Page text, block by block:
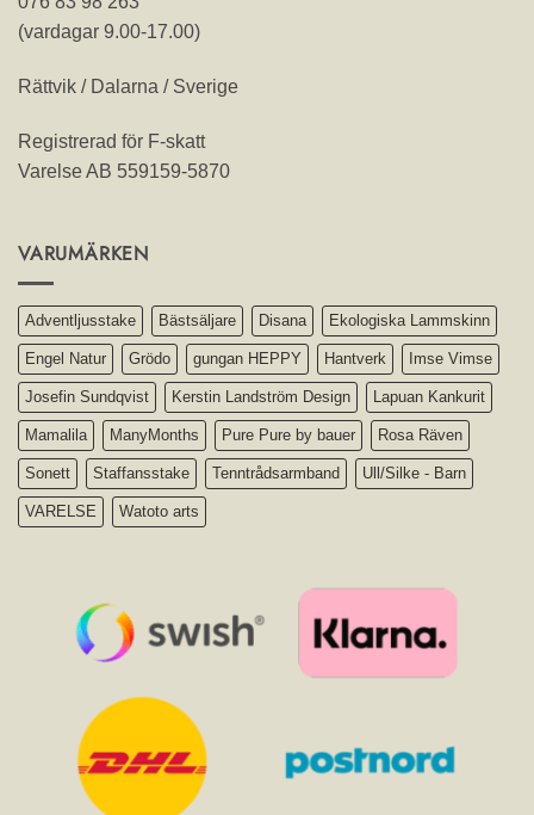
(vardagar 9.00-17.00)
Rättvik / Dalarna / Sverige
Registrerad för F-skatt
Varelse AB 559159-5870
VARUMÄRKEN
Adventljusstake Bästsäljare Disana Ekologiska Lammskinn
Engel Natur Grödo gungan HEPPY Hantverk Imse Vimse
Josefin Sundqvist Kerstin Landström Design Lapuan Kankurit
Mamalila ManyMonths Pure Pure by bauer Rosa Räven
Sonett Staffansstake Tenntrådsarmband Ull/Silke - Barn
VARELSE Watoto arts